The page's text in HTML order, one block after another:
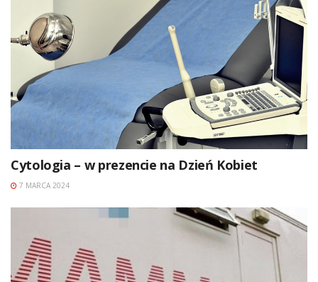
Cytologia – w prezencie na Dzień Kobiet
7 MARCA 2024